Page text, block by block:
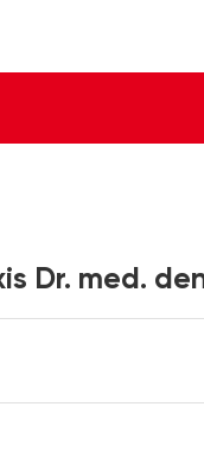
Dr. med.